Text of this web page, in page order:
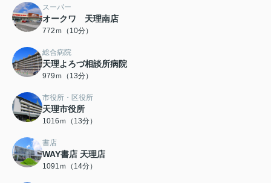
スーパー
オークワ 天理南店
772ｍ（10分）
総合病院
天理よろづ相談所病院
979ｍ（13分）
市役所・区役所
天理市役所
1016ｍ（13分）
書店
WAY書店 天理店
1091ｍ（14分）